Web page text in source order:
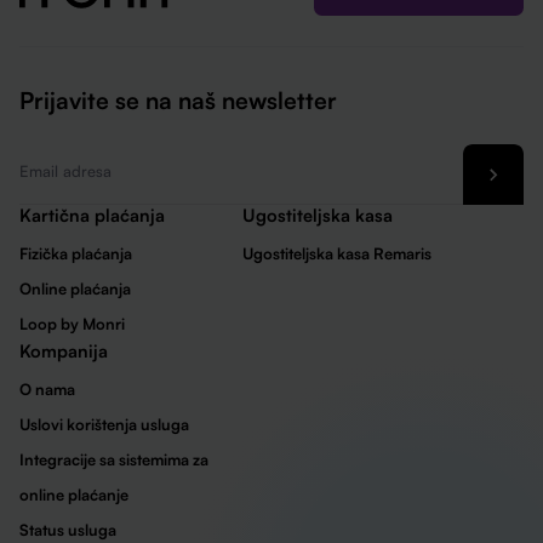
Prijavite se na naš newsletter
Kartična plaćanja
Fizička plaćanja
Online plaćanja
Loop by Monri
Ugostiteljska kasa
Ugostiteljska kasa Remaris
Kompanija
O nama
Uslovi korištenja usluga
Integracije sa sistemima za
online plaćanje
Status usluga